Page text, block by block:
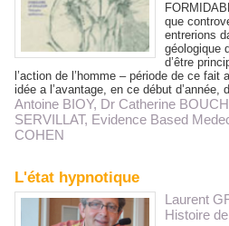
que
entrerions
géologique
d’être
l’action de l’homme – période de ce
idée a l’avantage, en ce début d’année,
Antoine BIOY, Dr Catherine
SERVILLAT, Evidence Based
COHEN
L'état hypnotique
Laurent
Histoire